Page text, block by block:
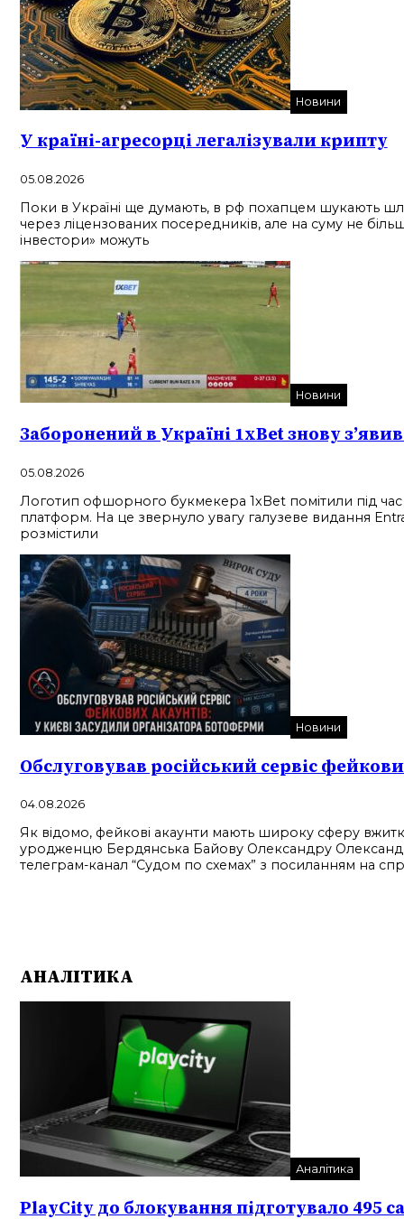
Новини
У країні-агресорці легалізували крипту
05.08.2026
Поки в Україні ще думають, в рф похапцем шукають
через ліцензованих посередників, але на суму не
інвестори» можуть
Новини
Заборонений в Україні 1xBet знову
05.08.2026
Логотип офшорного букмекера 1xBet помітили під час
платформ. На це звернуло увагу галузеве видання
розмістили
Новини
Обслуговував російський сервіс
04.08.2026
Як відомо, фейкові акаунти мають широку сферу
уродженцю Бердянська Байову Олександру
телеграм-канал “Судом по схемах” з посиланням на
АНАЛІТИКА
Аналітика
PlayCity до блокування підготувало 495